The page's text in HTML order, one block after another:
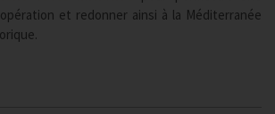
et redonner ainsi à la Méditerranée